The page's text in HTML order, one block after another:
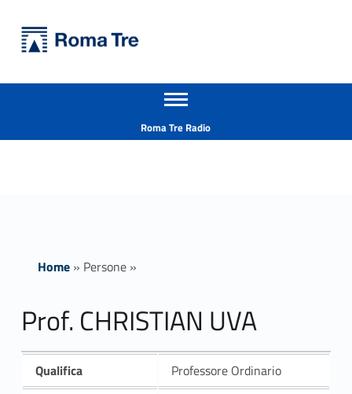
Prof. CHRISTIAN UVA - Università Roma Tre
Apri il menu secondario
Roma Tre Radio
Home» Persone»
Prof. CHRISTIAN UVA
Qualifica
Professore Ordinario